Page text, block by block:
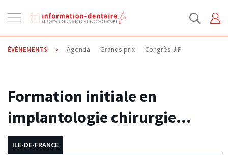
la
navigation
ÉVÈNEMENTS Agenda Grands prix Congrès JIP
03.10.2013
Formation initiale en
implantologie chirurgie…
ILE-DE-FRANCE